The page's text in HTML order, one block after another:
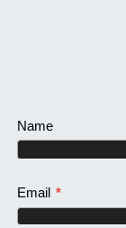
Name
Email *